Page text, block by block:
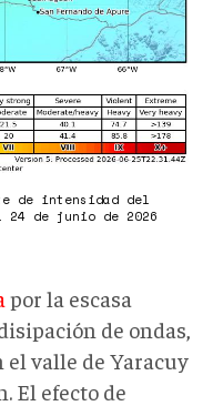
de intensidad del
de junio de 2026
por la escasa
de ondas,
valle de Yaracuy
El efecto de